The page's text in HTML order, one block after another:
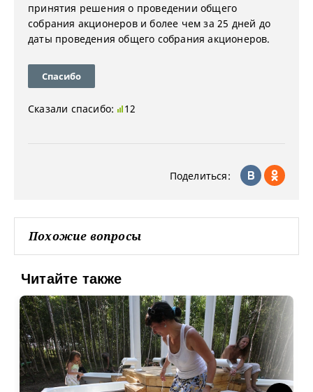
принятия решения о проведении общего
собрания акционеров и более чем за 25 дней до
даты проведения общего собрания акционеров.
Спасибо
Сказали спасибо: 12
Поделиться:
Похожие вопросы
Читайте также